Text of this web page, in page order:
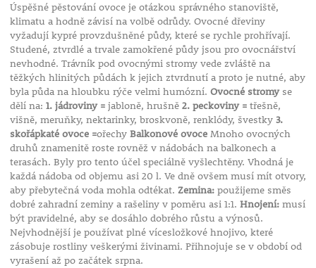
Úspěšné pěstování ovoce je otázkou správného stanoviště,
klimatu a hodně závisí na volbě odrůdy. Ovocné dřeviny
vyžadují kypré provzdušněné půdy, které se rychle prohřívají.
Studené, ztvrdlé a trvale zamokřené půdy jsou pro ovocnářství
nevhodné. Trávník pod ovocnými stromy vede zvláště na
těžkých hlinitých půdách k jejich ztvrdnutí a proto je nutné, aby
byla půda na hloubku rýče velmi humózní. Ovocné stromyse
dělí na: 1. jádroviny = jabloně, hrušně 2. peckoviny = třešně,
višně, meruňky, nektarinky, broskvoně, renklódy, švestky 3.
skořápkaté ovoce =ořechy Balkonové ovoceMnoho ovocných
druhů znamenitě roste rovněž v nádobách na balkonech a
terasách. Byly pro tento účel speciálně vyšlechtěny. Vhodná je
každá nádoba od objemu asi 20 l. Ve dně ovšem musí mít otvory,
aby přebytečná voda mohla odtékat. Zemina:použijeme směs
dobré zahradní zeminy a rašeliny v poměru asi 1:1. Hnojení:musí
být pravidelné, aby se dosáhlo dobrého růstu a výnosů.
Nejvhodnější je používat plné vícesložkové hnojivo, které
zásobuje rostliny veškerými živinami. Přihnojuje se v období od
vyrašení až po začátek srpna.